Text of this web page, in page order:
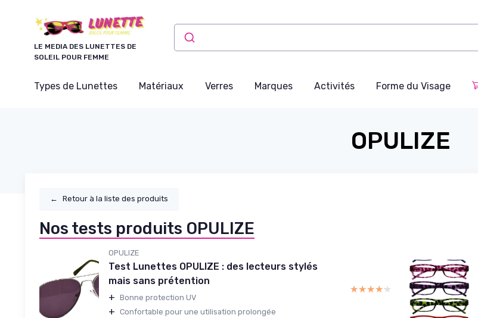
LE MEDIA DES LUNETTES DE
SOLEIL POUR FEMME
Types de Lunettes Matériaux Verres Marques Activités Forme du Visage
OPULIZE
← Retour à la liste des produits
Nos tests produits OPULIZE
OPULIZE
Test Lunettes OPULIZE : des lecteurs stylés
mais sans prétention
+ Bonne protection UV
+ Confortable pour une utilisation prolongée
★★★★★
★★★★★